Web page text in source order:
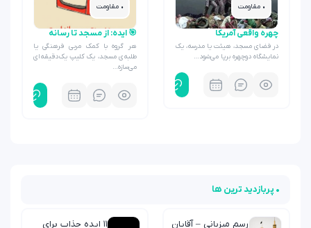
• مقاومت
چهره واقعی آمریکا
در فضای مسجد، هیئت یا مدرسه، یک
نمایشگاه دوچهره برپا می‌شود…
• مقاومت
🎯 ایده: از مسجد تا رسانه
هر گروه با کمک مربی فرهنگی یا
طلبه‌ی مسجد، یک کلیپ یک‌دقیقه‌ای
می‌سازه…
• پربازدید ترین ها
رسم میزبانی – آقایان
۱۱ ایده جذاب برای